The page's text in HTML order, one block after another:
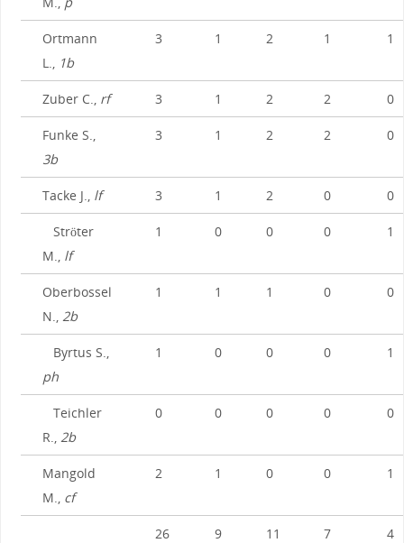
Ortmann
L.,
1b
3 1 2 1 1
Zuber C., rf 3 1 2 2 0
Funke S.,
3b
3 1 2 2 0
Tacke J., lf 3 1 2 0 0
Ströter
M., lf
1 0 0 0 1
Oberbossel
N., 2b
1 1 1 0 0
Byrtus S.,
ph
1 0 0 0 1
Teichler
R., 2b
0 0 0 0 0
Mangold
M., cf
2 1 0 0 1
26 9 11 7 4